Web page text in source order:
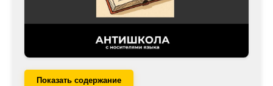
Показать содержание